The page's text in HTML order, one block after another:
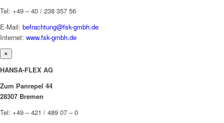
Tel: +49 – 40 / 238 357 56
E-Mail: befrachtung@fsk-gmbh.de
Internet: www.fsk-gmbh.de
×
HANSA-FLEX AG
Zum Panrepel 44
28307 Bremen
Tel: +49 – 421 / 489 07 – 0